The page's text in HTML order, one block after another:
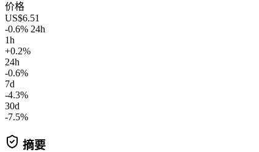
价格
US$6.51
-0.6% 24h
1h
+0.2%
24h
-0.6%
7d
-4.3%
30d
-7.5%
摘要